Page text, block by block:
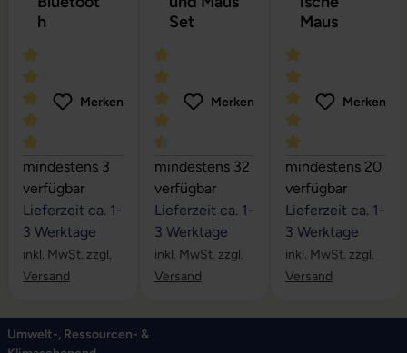
h
Durchschnittliche Bewertung von 5 von 5 Sternen
Merken
mindestens 3
verfügbar
Lieferzeit ca. 1-
3 Werktage
inkl. MwSt. zzgl.
Versand
Set
Durchschnittliche Bewertung von 4.6
Merken
mindestens 32
verfügbar
Lieferzeit ca. 1-
3 Werktage
inkl. MwSt. zzgl.
Versand
Maus
Durchschnittliche
Merken
mindestens 20
verfügbar
Lieferzeit ca. 1-
3 Werktage
inkl. MwSt. zzgl.
Versand
Umwelt-, Ressourcen- &